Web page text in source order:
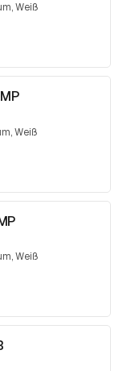
Weiß
Weiß
Weiß